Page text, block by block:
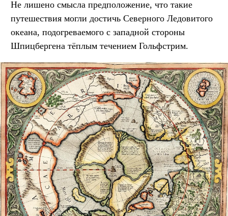
Не лишено смысла предположение, что такие
путешествия могли достичь Северного Ледовитого
океана, подогреваемого с западной стороны
Шпицбергена тёплым течением Гольфстрим.